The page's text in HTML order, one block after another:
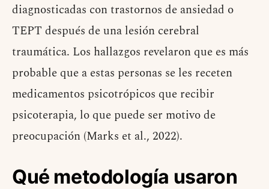
diagnosticadas con trastornos de ansiedad o
TEPT después de una lesión cerebral
traumática. Los hallazgos revelaron que es más
probable que a estas personas se les receten
medicamentos psicotrópicos que recibir
psicoterapia, lo que puede ser motivo de
preocupación (Marks et al., 2022).
Qué metodología usaron